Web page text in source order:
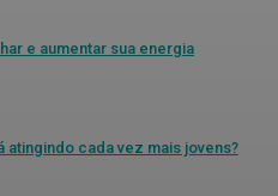
e aumentar sua energia
cada vez mais jovens?